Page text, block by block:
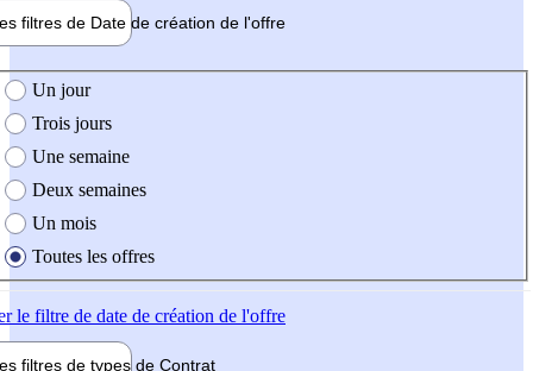
filtres de Date de création de l'offre
création de l'offre
Un jour
Trois jours
Une semaine
Deux semaines
Un mois
Toutes les offres
le filtre de date de création de l'offre
filtres de types de Contrat